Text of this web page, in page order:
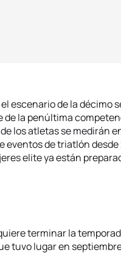
escenario de la décimo
de la penúltima
los atletas se medirán
eventos de triatlón
elite ya están
terminar la
tuvo lugar en